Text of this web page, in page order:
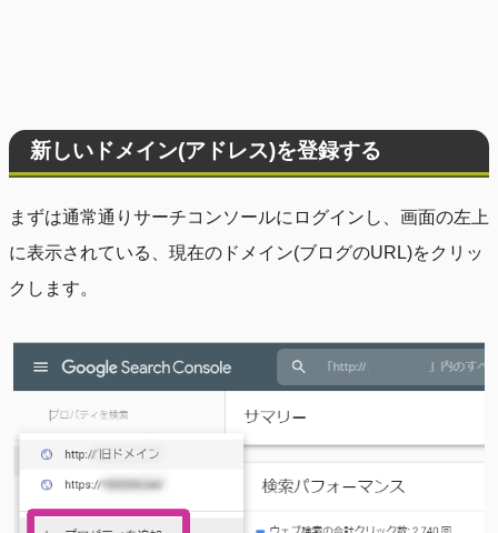
新しいドメイン(アドレス)を登録する
まずは通常通りサーチコンソールにログインし、画面の左上
に表示されている、現在のドメイン(ブログのURL)をクリッ
クします。